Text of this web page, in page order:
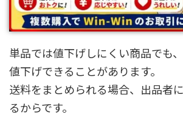
単品では値下げしにくい商品でも
値下げできることがあります。
送料をまとめられる場合、出品者
るからです。